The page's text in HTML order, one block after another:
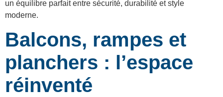
un équilibre parfait entre sécurité, durabilité et style
moderne.
Balcons, rampes et
planchers : l’espace
réinventé